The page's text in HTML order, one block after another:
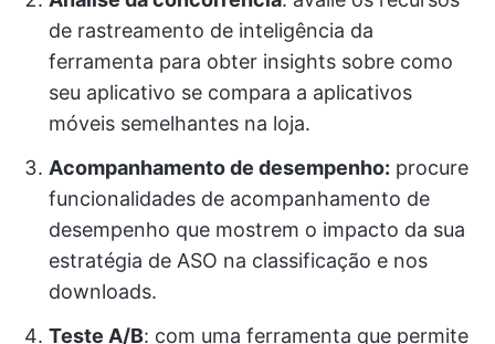
de rastreamento de inteligência da
ferramenta para obter insights sobre como
seu aplicativo se compara a aplicativos
móveis semelhantes na loja.
Acompanhamento de desempenho: procure
funcionalidades de acompanhamento de
desempenho que mostrem o impacto da sua
estratégia de ASO na classificação e nos
downloads.
Teste A/B: com uma ferramenta que permite